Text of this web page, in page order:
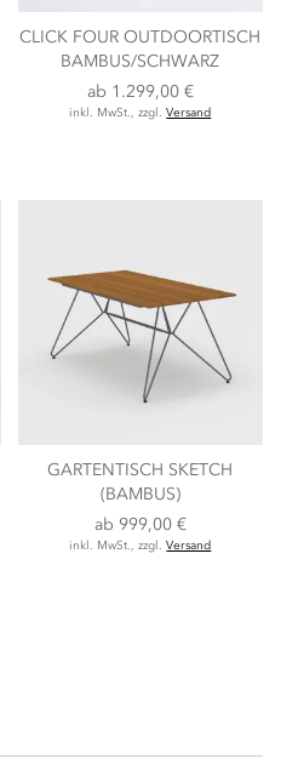
CLICK FOUR OUTDOORTISCH
BAMBUS/SCHWARZ
ab 1.299,00 €
inkl. MwSt., zzgl.Versand
GARTENTISCH SKETCH
(BAMBUS)
ab 999,00 €
inkl. MwSt., zzgl.Versand